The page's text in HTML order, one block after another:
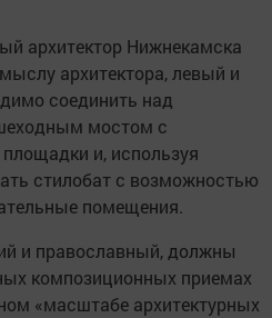
архитектор Нижнекамска
архитектора, левый и
соединить над
мостом с
и, используя
стилобат с возможностью
помещения.
и православный, должны
композиционных приемах
«масштабе архитектурных